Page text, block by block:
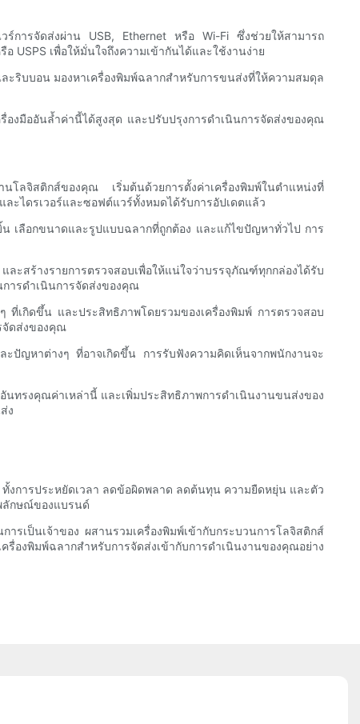
วร์การจัดส่งผ่าน USB, Ethernet หรือ Wi-Fi ซึ่งช่วยให้สามารถ
USPS เพื่อให้มั่นใจถึงความเข้ากันได้และใช้งานง่าย
ริบบอน มองหาเครื่องพิมพ์ฉลากสำหรับการขนส่งที่ให้ความสมดุล
องมืออันล้ำค่านี้ได้สูงสุด และปรับปรุงการดำเนินการจัดส่งของคุณ
นโลจิสติกส์ของคุณ เริ่มต้นด้วยการตั้งค่าเครื่องพิมพ์ในตำแหน่งที่
ะไดรเวอร์และซอฟต์แวร์ทั้งหมดได้รับการอัปเดตแล้ว
เลือกขนาดและรูปแบบฉลากที่ถูกต้อง และแก้ไขปัญหาทั่วไป การ
ะสร้างรายการตรวจสอบเพื่อให้แน่ใจว่าบรรจุภัณฑ์ทุกกล่องได้รับ
การดำเนินการจัดส่งของคุณ
เกิดขึ้น และประสิทธิภาพโดยรวมของเครื่องพิมพ์ การตรวจสอบ
จัดส่งของคุณ
ปัญหาต่างๆ ที่อาจเกิดขึ้น การรับฟังความคิดเห็นจากพนักงานจะ
ทรงคุณค่าเหล่านี้ และเพิ่มประสิทธิภาพการดำเนินงานขนส่งของ
ง
งการประหยัดเวลา ลดข้อผิดพลาด ลดต้นทุน ความยืดหยุ่น และตัว
ลักษณ์ของแบรนด์
เป็นเจ้าของ ผสานรวมเครื่องพิมพ์เข้ากับกระบวนการโลจิสติกส์
องพิมพ์ฉลากสำหรับการจัดส่งเข้ากับการดำเนินงานของคุณอย่าง